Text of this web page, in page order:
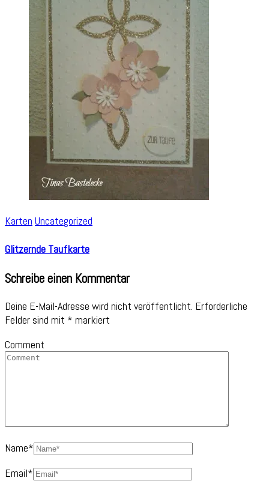
Karten Uncategorized
Glitzernde Taufkarte
Schreibe einen Kommentar
Deine E-Mail-Adresse wird nicht veröffentlicht. Erforderliche
Felder sind mit * markiert
Comment
Name*
Email*